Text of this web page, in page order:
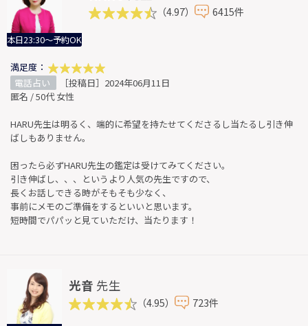
本日23:30～予約OK
（4.97） 6415件
満足度：
電話占い
［投稿日］2024年06月11日
匿名 / 50代 女性
HARU先生は明るく、端的に希望を持たせてくださるし当たるし引き伸
ばしもありません。
困ったら必ずHARU先生の鑑定は受けてみてください。
引き伸ばし、、、というより人気の先生ですので、
長くお話しできる時がそもそも少なく、
事前にメモのご準備をするといいと思います。
短時間でパパッと見ていただけ、当たります！
光音 先生
（4.95） 723件